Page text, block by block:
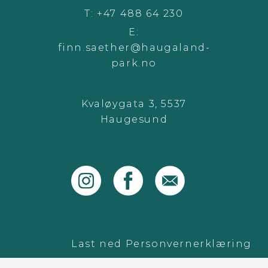
T: +47 488 64 230
E:
finn.saether@haugaland-
park.no
Kvaløygata 3, 5537
Haugesund
instagramfacebook
email
Last ned Personvernerklæring